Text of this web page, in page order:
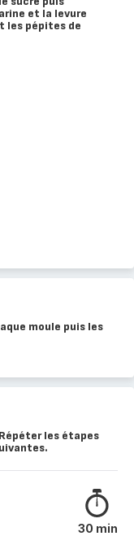
et la levure
les pépites de
moule puis les
les étapes
30 min